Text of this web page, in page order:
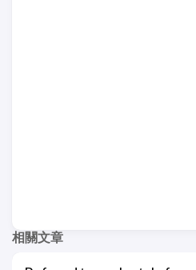
相關文章